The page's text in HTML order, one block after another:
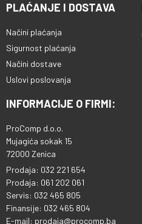
PLAĆANJE I DOSTAVA
Načini plaćanja
Sigurnost plaćanja
Načini dostave
Uslovi poslovanja
INFORMACIJE O FIRMI:
ProComp d.o.o.
Mujagića sokak 15
72000 Zenica
Prodaja: 032 221 654
Prodaja: 061 202 061
Servis: 032 465 805
Finansije: 032 465 804
E-mail: prodaja@procomp.ba